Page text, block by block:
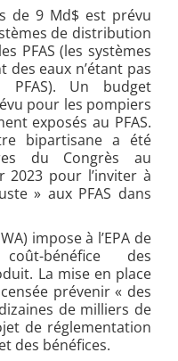
de 9 Md$ est prévu
de distribution
PFAS (les systèmes
eaux n’étant pas
Un budget
pour les pompiers
exposés au PFAS.
bipartisane a été
du Congrès au
2023 pour l’inviter à
» aux PFAS dans
impose à l’EPA de
bénéfice des
La mise en place
prévenir « des
de milliers de
de réglementation
des bénéfices.